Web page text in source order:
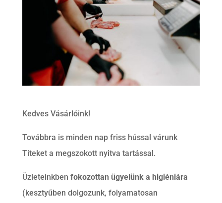
Kedves Vásárlóink!
Továbbra is minden nap friss hússal várunk
Titeket a megszokott nyitva tartással.
Üzleteinkben fokozottan ügyelünk a higiéniára
(kesztyűben dolgozunk, folyamatosan